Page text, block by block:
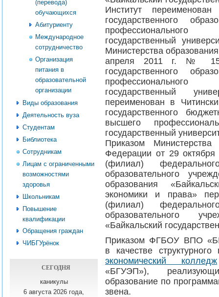
(перевода)
обучающихся
Абитуриенту
Международное
сотрудничество
Организация
питания в
образовательной
организации
Виды образования
Деятельность вуза
Студентам
Библиотека
Сотрудникам
Лицам с ограниченными
возможностями
здоровья
Школьникам
Повышение
квалификации
Обращения граждан
ЧИБГУрёнок
СЕГОДНЯ
каникулы
6 августа 2026 года,
Институт
государственного
государственный
Министерства
апреля 2011 г. №
государственного
государственный
переименован в
государственного
высшего
государственный
Приказом
Федерации от 29
(филиал)
образовательного
образования
экономики и права»
(филиал)
образовательного
«Байкальский
Приказом ФГБОУ ВПО
в качестве
экономический колледж
«БГУЭП»),
образование по
звена.